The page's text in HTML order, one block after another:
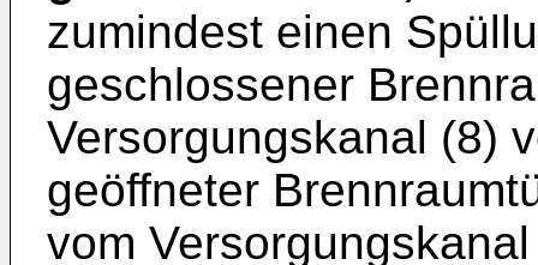
zumindest einen
geschlossener
Versorgungskanal (8)
geöffneter
vom